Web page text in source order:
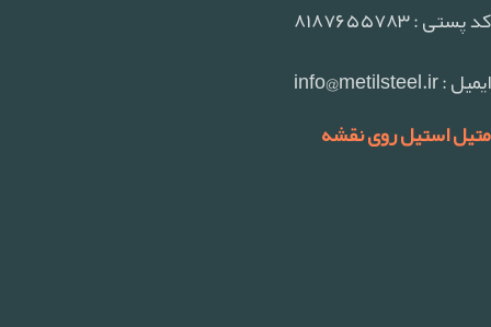
کد پستی : ۸۱۸۷۶۵۵۷۸۳
ایمیل : info@metilsteel.ir
متیل استیل روی نقشه